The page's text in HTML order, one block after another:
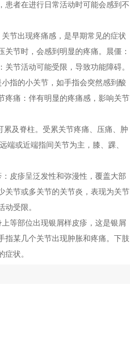
患者在进行日常活动时可能会感到不
节出现疼痛感，是早期常见的症状
节时，会感到明显的疼痛。晨僵：
节活动可能受限，导致功能障碍。
指的小关节，如手指会突然感到酸
疼痛：伴有明显的疼痛感，影响关节
及脊柱。受累关节疼痛、压痛、肿
端或近端指间关节为主，膝、踝、
皮疹呈泛发性和弥漫性，覆盖大部
关节或多关节的关节炎，表现为关节
受限。
等部位出现银屑样皮疹，这是银屑
指某几个关节出现肿胀和疼痛。下肢
状。